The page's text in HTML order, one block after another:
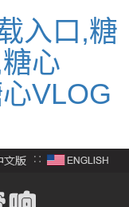
入口,糖
心
VLOG
∷